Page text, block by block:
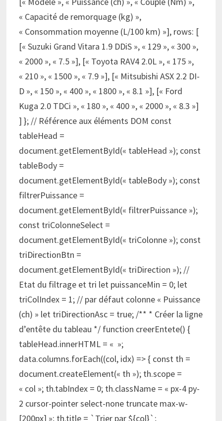
« Capacité de remorquage (kg) »,
« Consommation moyenne (L/100 km) »], rows: [
[« Suzuki Grand Vitara 1.9 DDiS », « 129 », « 300 »,
« 2000 », « 7.5 »], [« Toyota RAV4 2.0L », « 175 »,
« 210 », « 1500 », « 7.9 »], [« Mitsubishi ASX 2.2 DI-
D », « 150 », « 400 », « 1800 », « 8.1 »], [« Ford
Kuga 2.0 TDCi », « 180 », « 400 », « 2000 », « 8.3 »]
] }; // Référence aux éléments DOM const
tableHead =
document.getElementById(« tableHead »); const
tableBody =
document.getElementById(« tableBody »); const
filtrerPuissance =
document.getElementById(« filtrerPuissance »);
const triColonneSelect =
document.getElementById(« triColonne »); const
triDirectionBtn =
document.getElementById(« triDirection »); //
Etat du filtrage et tri let puissanceMin = 0; let
triColIndex = 1; // par défaut colonne « Puissance
(ch) » let triDirectionAsc = true; /** * Créer la ligne
d’entête du tableau */ function creerEntete() {
tableHead.innerHTML = « »;
data.columns.forEach((col, idx) => { const th =
document.createElement(« th »); th.scope =
« col »; th.tabIndex = 0; th.className = « px-4 py-
2 cursor-pointer select-none truncate max-w-
[200px] »; th.title = `Trier par ${col}`;